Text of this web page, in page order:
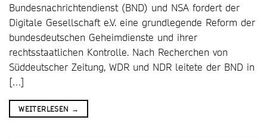
Bundesnachrichtendienst (BND) und NSA fordert der
Digitale Gesellschaft e.V. eine grundlegende Reform der
bundesdeutschen Geheimdienste und ihrer
rechtsstaatlichen Kontrolle. Nach Recherchen von
Süddeutscher Zeitung, WDR und NDR leitete der BND in
[…]
WEITERLESEN →